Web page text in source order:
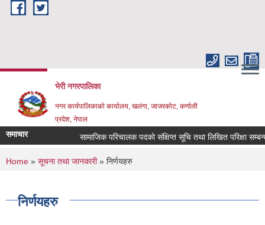
Skip to main content
भेरी नगरपालिका
नगर कार्यपालिकाको कार्यालय, खलंगा, जाजरकोट, कर्णाली
प्रदेश, नेपाल
समाचार सामाजिक परिचालक पदको संक्षिप्त सूचि तथा लिखित परिक्षा सम्बन्धमा ।
You are here
Home » सूचना तथा जानकारी» निर्णयहरु
निर्णयहरु